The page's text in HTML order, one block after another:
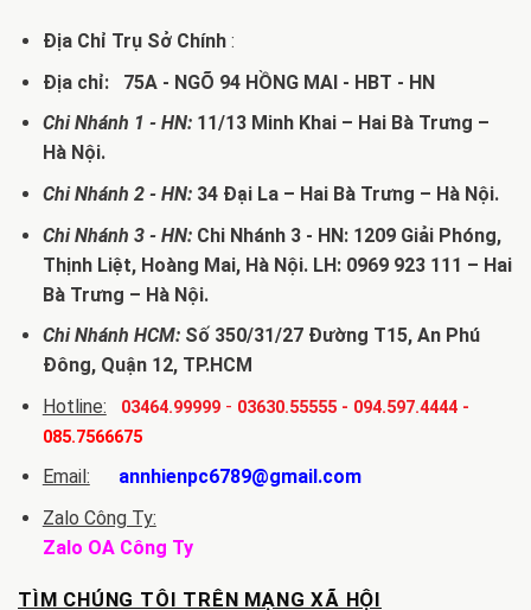
Địa Chỉ Trụ Sở Chính:
Địa chỉ: 75A - NGÕ 94 HỒNG MAI - HBT - HN
Chi Nhánh 1 - HN:11/13 Minh Khai – Hai Bà Trưng –
Hà Nội.
Chi Nhánh 2 - HN:34 Đại La – Hai Bà Trưng – Hà Nội.
Chi Nhánh 3 - HN:Chi Nhánh 3 - HN: 1209 Giải Phóng,
Thịnh Liệt, Hoàng Mai, Hà Nội. LH: 0969 923 111 – Hai
Bà Trưng – Hà Nội.
Chi Nhánh HCM:Số 350/31/27 Đường T15, An Phú
Đông, Quận 12, TP.HCM
Hotline:
03464.99999- 03630.55555- 094.597.4444-
085.7566675
Email:
annhienpc6789@gmail.com
Zalo Công Ty:
Zalo OA Công Ty
TÌM CHÚNG TÔI TRÊN MẠNG XÃ HỘI